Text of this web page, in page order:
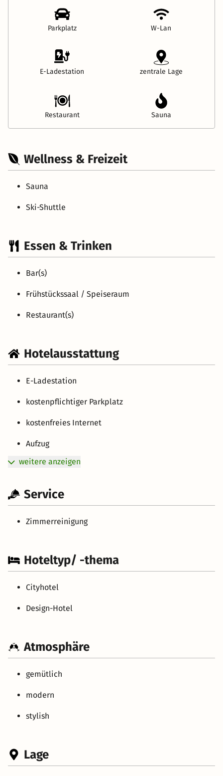
Parkplatz W-Lan
E-Ladestation zentrale Lage
Restaurant Sauna
Wellness & Freizeit
Sauna
Ski-Shuttle
Essen & Trinken
Bar(s)
Frühstückssaal / Speiseraum
Restaurant(s)
Hotelausstattung
E-Ladestation
kostenpflichtiger Parkplatz
kostenfreies Internet
Aufzug
weitere anzeigen
Service
Zimmerreinigung
Hoteltyp/ -thema
Cityhotel
Design-Hotel
Atmosphäre
gemütlich
modern
stylish
Lage